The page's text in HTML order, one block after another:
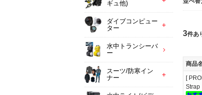
3件あ
商品
[
Strap
ギュ他)
ダイブコンピュー
ター
水中トランシーバ
ー
スーツ/防寒イン
ナー